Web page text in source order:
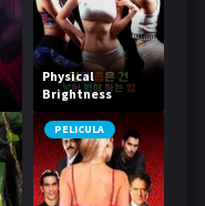
Physical
Brightness
PELICULA